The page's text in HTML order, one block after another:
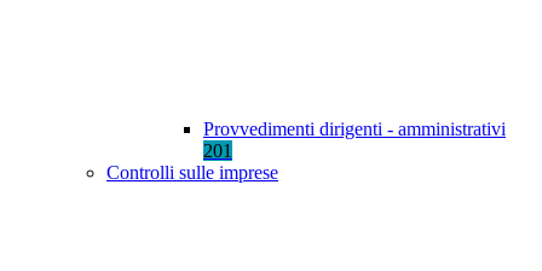
Provvedimenti dirigenti - amministrativi
201
Controlli sulle imprese